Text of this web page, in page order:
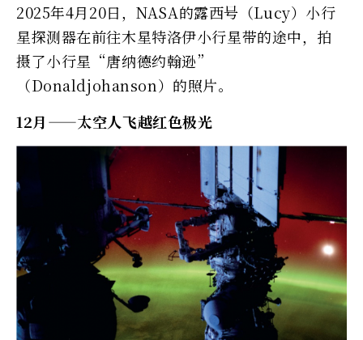
2025年4月20日，NASA的露西号（Lucy）小行
星探测器在前往木星特洛伊小行星带的途中，拍
摄了小行星“唐纳德约翰逊”
（Donaldjohanson）的照片。
12月——太空人飞越红色极光